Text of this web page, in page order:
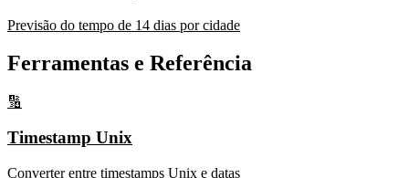
Previsão do tempo de 14 dias por cidade
Ferramentas e Referência
🔢
Timestamp Unix
Converter entre timestamps Unix e datas